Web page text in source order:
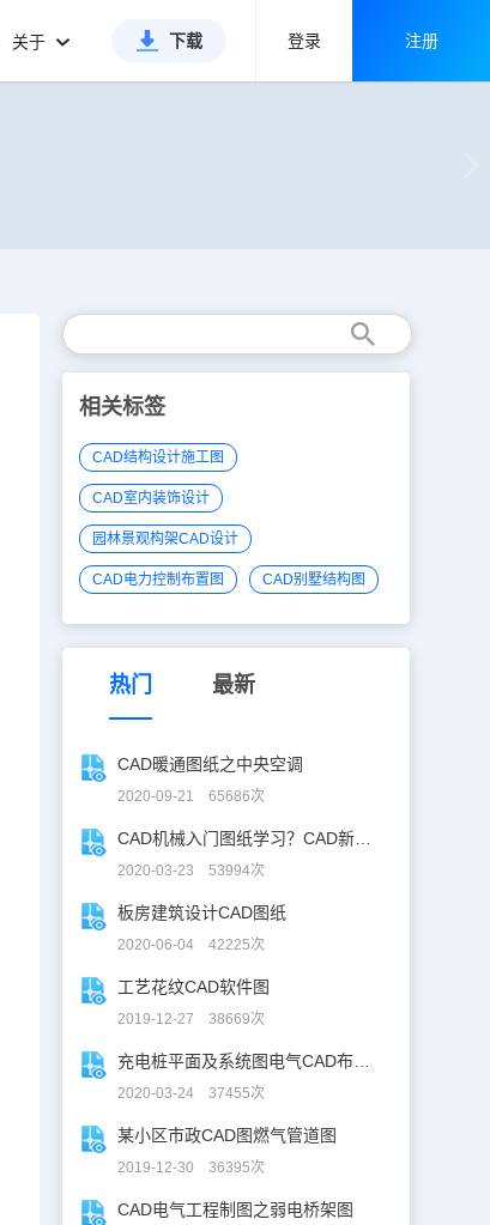
关于 下载 登录 注册
相关标签
CAD结构设计施工图
CAD室内装饰设计
园林景观构架CAD设计
CAD电力控制布置图 CAD别墅结构图
热门 最新
CAD暖通图纸之中央空调
2020-09-21 65686次
2020-03-23 53994次
板房建筑设计CAD图纸
2020-06-04 42225次
工艺花纹CAD软件图
2019-12-27 38669次
2020-03-24 37455次
某小区市政CAD图燃气管道图
2019-12-30 36395次
CAD电气工程制图之弱电桥架图